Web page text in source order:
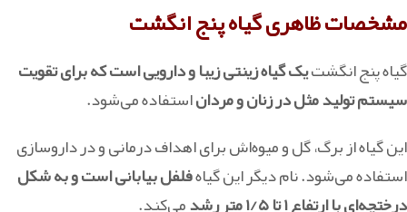
مشخصات ظاهری گیاه پنج انگشت
گیاه پنج انگشتیک گیاه زینتی زیبا و دارویی است که برای تقویت
سیستم تولید مثل در زنان و مرداناستفاده می‌شود.
این گیاه از برگ، گل و میوه‌اش برای اهداف درمانی و در داروسازی
استفاده می‌شود. نام دیگر این گیاهفلفل بیابانی است و به شکل
درختچه‌ای با ارتفاع ۱ تا ۱/۵ متر رشد
می‌کند.